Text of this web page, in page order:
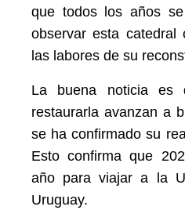
que todos los años
observar esta catedral
las labores de su
La buena noticia es
restaurarla avanzan a
se ha confirmado su
Esto confirma que
año para viajar a la
Uruguay.